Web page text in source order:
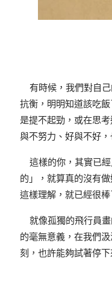
有時候，我們對自己
抗衡，明明知道該吃
是提不起勁，或在思
與不努力、好與不好
這樣的你，其實已經
的」，就算真的沒有
這樣理解，就已經很
就像孤獨的飛行員畫
的毫無意義，在我們
刻，也許能夠試著停下